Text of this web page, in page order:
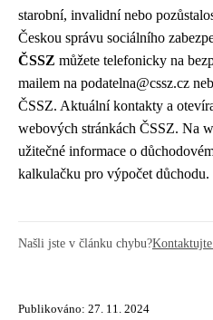
starobní, invalidní nebo
Českou správu sociálního
ČSSZ můžete telefonicky na
mailem na podatelna@cssz.cz
ČSSZ. Aktuální kontakty a
webových stránkách ČSSZ. Na
užitečné informace o
kalkulačku pro výpočet důchodu.
Našli jste v článku chybu?Kontaktujte
Publikováno: 27. 11. 2024